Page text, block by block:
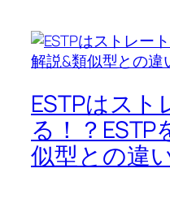
ESTPはス
る！？ESTP
似型との違